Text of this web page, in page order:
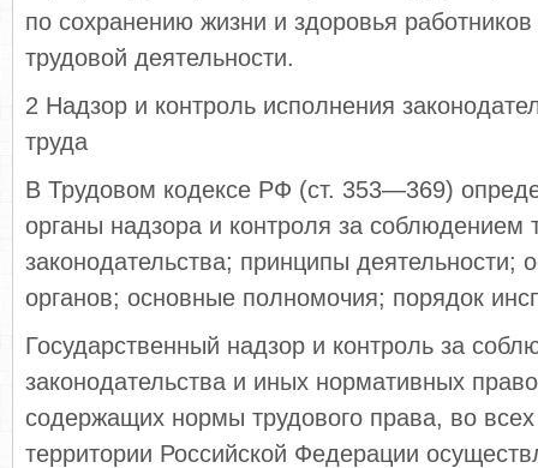
по сохранению жизни и здоровья
трудовой деятельности.
2 Надзор и контроль исполнения
труда
В Трудовом кодексе РФ (ст. 353—369)
органы надзора и контроля за соблюдением
законодательства; принципы деятельности;
органов; основные полномочия; порядок
Государственный надзор и контроль за
законодательства и иных нормативных
содержащих нормы трудового права, во всех
территории Российской Федерации